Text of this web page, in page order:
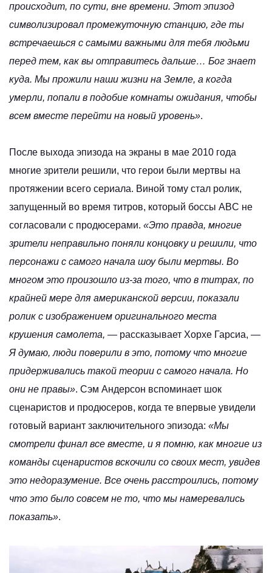
происходит, по сути, вне времени. Этот эпизод
символизировал промежуточную станцию, где ты
встречаешься с самыми важными для тебя людьми
перед тем, как вы отправитесь дальше… Бог знает
куда. Мы прожили наши жизни на Земле, а когда
умерли, попали в подобие комнаты ожидания, чтобы
всем вместе перейти на новый уровень».
После выхода эпизода на экраны в мае 2010 года
многие зрители решили, что герои были мертвы на
протяжении всего сериала. Виной тому стал ролик,
запущенный во время титров, который боссы ABC не
согласовали с продюсерами. «Это правда, многие
зрители неправильно поняли концовку и решили, что
персонажи с самого начала шоу были мертвы. Во
многом это произошло из-за того, что в титрах, по
крайней мере для американской версии, показали
ролик с изображением оригинального места
крушения самолета, — рассказывает Хорхе Гарсиа, —
Я думаю, люди поверили в это, потому что многие
придерживались такой теории с самого начала. Но
они не правы». Сэм Андерсон вспоминает шок
сценаристов и продюсеров, когда те впервые увидели
готовый вариант заключительного эпизода: «Мы
смотрели финал все вместе, и я помню, как многие из
команды сценаристов вскочили со своих мест, увидев
это недоразумение. Все очень расстроились, потому
что это было совсем не то, что мы намеревались
показать».